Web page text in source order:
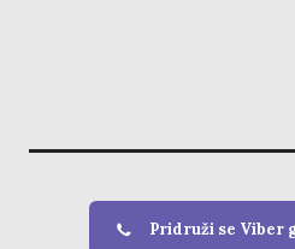
Pridruži se Viber